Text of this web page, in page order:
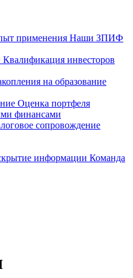
применения Наши ЗПИФ
Квалификация инвесторов
на образование
Оценка портфеля
финансами
сопровождение
информации Команда